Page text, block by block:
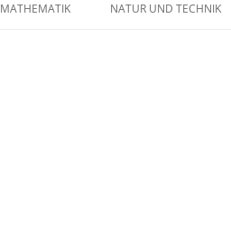
MATHEMATIK NATUR UND TECHNIK